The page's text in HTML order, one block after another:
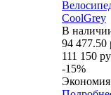
СoolGrey
В
94 477.50
111 150
-15%
Экономия